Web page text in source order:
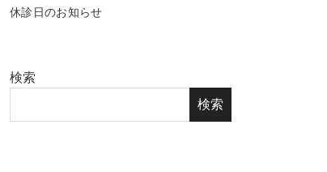
休診日のお知らせ
検索
検索